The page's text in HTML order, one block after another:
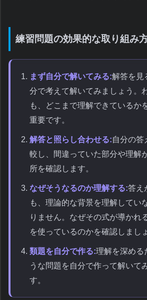
練習問題の効果的な取り組み
まず自分で解いてみる:解答を見
分で考えて解いてみましょう。
も、どこまで理解できているか
重要です。
解答と照らし合わせる:自分の答
較し、間違っていた部分や理解
所を確認します。
なぜそうなるのか理解する:答え
も、理論的な背景を理解してい
りません。なぜその式が導かれ
を使っているのかを確認しまし
類題を自分で作る:理解を深める
うな問題を自分で作って解いて
す。